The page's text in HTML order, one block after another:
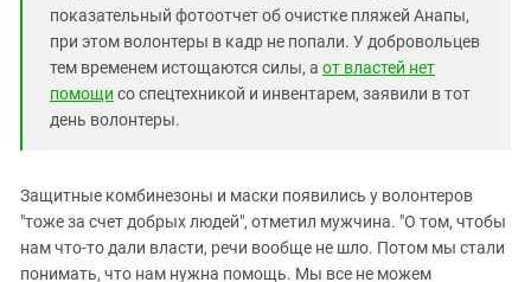
показательный фотоотчет об очистке пляжей Анапы,
при этом волонтеры в кадр не попали. У добровольцев
тем временем истощаются силы, а от властей нет
помощи со спецтехникой и инвентарем, заявили в тот
день волонтеры.
Защитные комбинезоны и маски появились у волонтеров
"тоже за счет добрых людей", отметил мужчина. "О том, чтобы
нам что-то дали власти, речи вообще не шло. Потом мы стали
понимать, что нам нужна помощь. Мы все не можем